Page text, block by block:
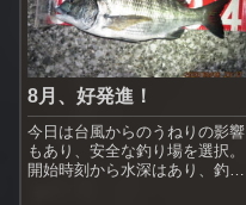
8月、好発進！
今日は台風からのうねりの影響
もあり、安全な釣り場を選択。
開始時刻から水深はあり、釣れ